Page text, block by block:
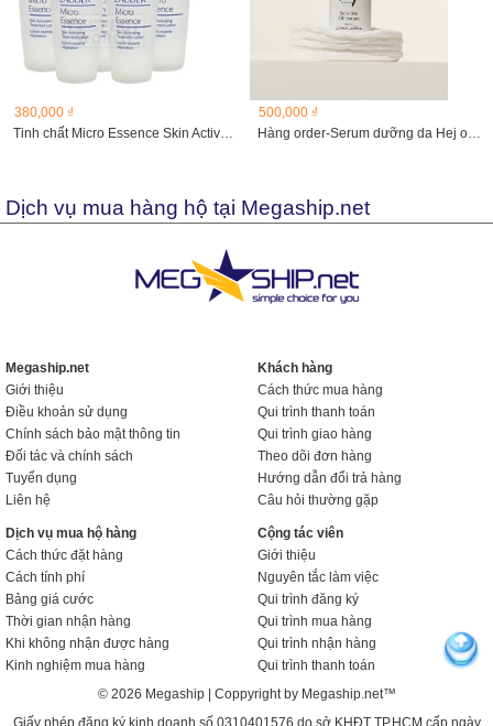
380,000 ₫
Tinh chất Micro Essence Skin Activating Treatment lotion,...
500,000 ₫
Hàng order-Serum dưỡng da Hej organic 3Oml
Dịch vụ mua hàng hộ tại Megaship.net
Megaship.net
Giới thiệu
Điều khoản sử dụng
Chính sách bảo mật thông tin
Đối tác và chính sách
Tuyển dụng
Liên hệ
Khách hàng
Cách thức mua hàng
Qui trình thanh toán
Qui trình giao hàng
Theo dõi đơn hàng
Hướng dẫn đổi trả hàng
Câu hỏi thường gặp
Dịch vụ mua hộ hàng
Cách thức đặt hàng
Cách tính phí
Bảng giá cước
Thời gian nhận hàng
Khi không nhận được hàng
Kinh nghiệm mua hàng
Cộng tác viên
Giới thiệu
Nguyên tắc làm việc
Qui trình đăng ký
Qui trình mua hàng
Qui trình nhận hàng
Qui trình thanh toán
© 2026 Megaship | Coppyright by Megaship.net™
Giấy phép đăng ký kinh doanh số 0310401576 do sở KHĐT TP.HCM cấp ngày